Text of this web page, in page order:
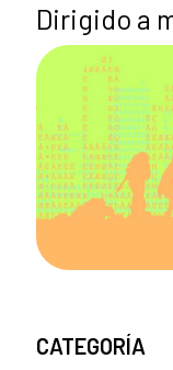
Dirigido a
CATEGORÍA